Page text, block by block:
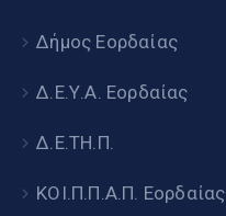
Δήμος Εορδαίας
Δ.Ε.Υ.Α. Εορδαίας
Δ.Ε.ΤΗ.Π.
ΚΟΙ.Π.Π.Α.Π. Εορδαίας